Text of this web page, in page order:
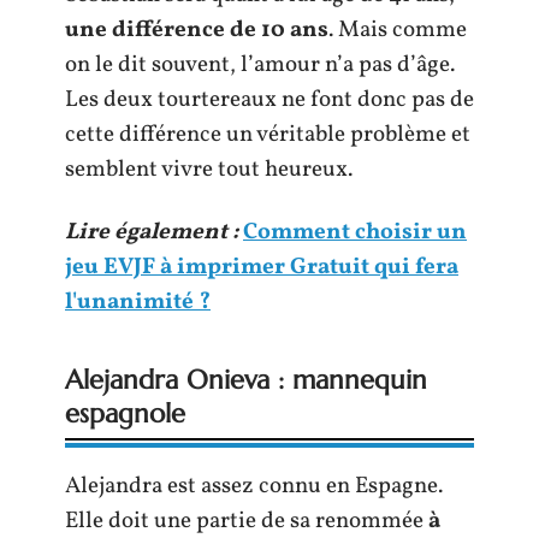
une différence de 10 ans. Mais comme
on le dit souvent, l’amour n’a pas d’âge.
Les deux tourtereaux ne font donc pas de
cette différence un véritable problème et
semblent vivre tout heureux.
Lire également :Comment choisir un
jeu EVJF à imprimer Gratuit qui fera
l'unanimité ?
Alejandra Onieva : mannequin
espagnole
Alejandra est assez connu en Espagne.
Elle doit une partie de sa renomméeà